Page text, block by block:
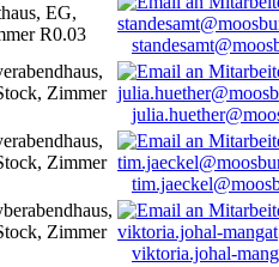
EG,
R0.03
Zimmer
Zimmer
Zimmer
viktoria.johal-